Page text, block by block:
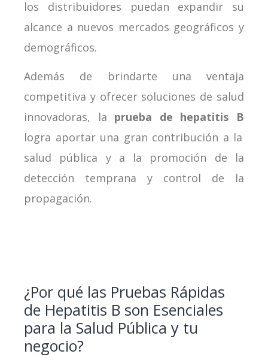
los distribuidores puedan expandir su
alcance a nuevos mercados geográficos y
demográficos.
Además de brindarte una ventaja
competitiva y ofrecer soluciones de salud
innovadoras, la prueba de hepatitis B
logra aportar una gran contribución a la
salud pública y a la promoción de la
detección temprana y control de la
propagación.
¿Por qué las Pruebas Rápidas
de Hepatitis B son Esenciales
para la Salud Pública y tu
negocio?